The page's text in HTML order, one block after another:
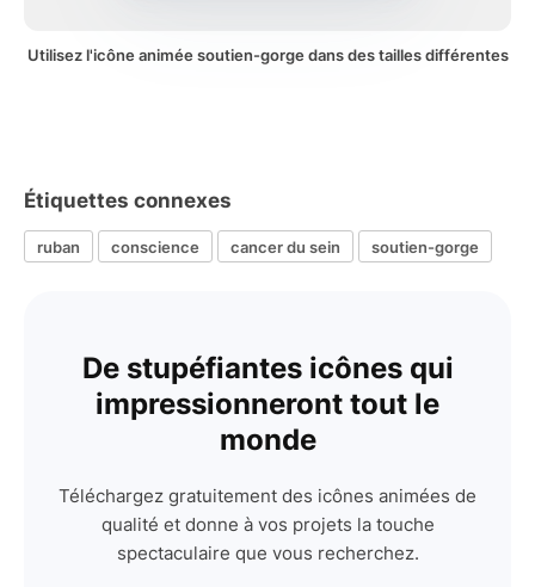
Utilisez l'icône animée soutien-gorge dans des tailles différentes
Étiquettes connexes
ruban conscience cancer du sein soutien-gorge
De stupéfiantes icônes qui
impressionneront tout le
monde
Téléchargez gratuitement des icônes animées de
qualité et donne à vos projets la touche
spectaculaire que vous recherchez.